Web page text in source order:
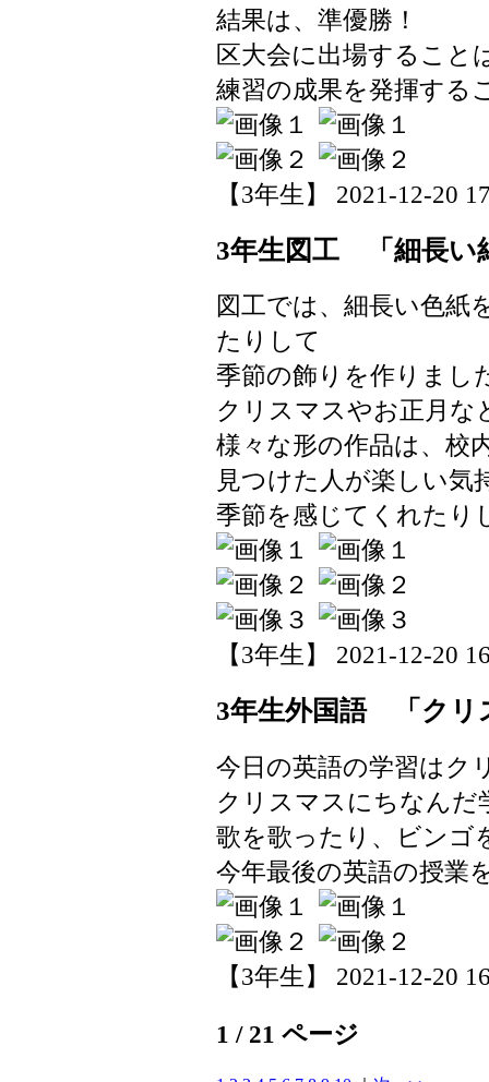
結果は、準優勝！
区大会に出場すること
練習の成果を発揮する
【3年生】 2021-12-20
3年生図工 「細長い
図工では、細長い色紙
たりして
季節の飾りを作りまし
クリスマスやお正月な
様々な形の作品は、校
見つけた人が楽しい気
季節を感じてくれたり
【3年生】 2021-12-20
3年生外国語 「クリ
今日の英語の学習はク
クリスマスにちなんだ
歌を歌ったり、ビンゴ
今年最後の英語の授業
【3年生】 2021-12-20
1 / 21 ページ